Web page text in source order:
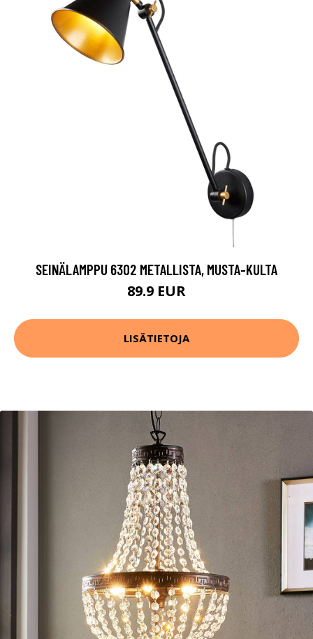
SEINÄLAMPPU 6302 METALLISTA, MUSTA-KULTA
89.9 EUR
LISÄTIETOJA